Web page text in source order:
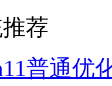
荐
普通优